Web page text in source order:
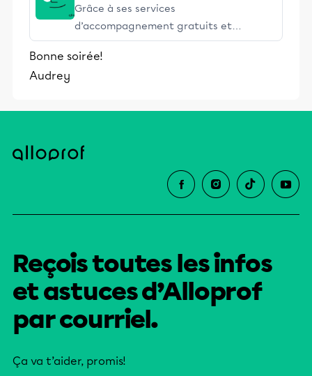
Grâce à ses services
d’accompagnement gratuits et
stimulants, Alloprof engage les élèves
et leurs parents dans la réussite
Bonne soirée!
Audrey
Reçois toutes les infos
et astuces d’Alloprof
par courriel.
Ça va t’aider, promis!